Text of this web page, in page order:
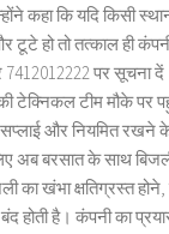
कहा कि यदि किसी
हो तो तत्काल ही
7412012222 पर सूचना
टेक्निकल टीम मौके पर
सप्लाई और नियमित
अब बरसात के साथ बिजली
का खंभा क्षतिग्रस्त होने,
होती है। कंपनी का